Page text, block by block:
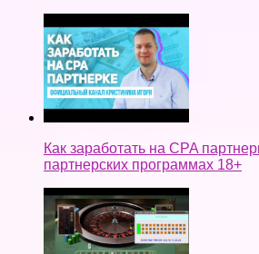
Как заработать на CPA
партнерских программах 18+